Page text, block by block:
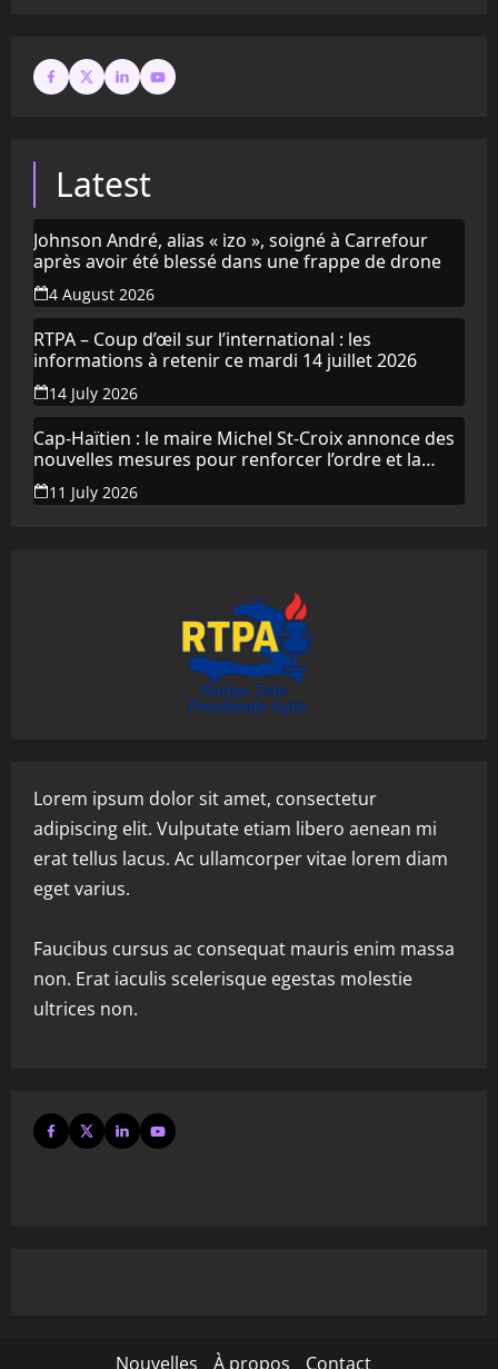
Latest
Johnson André, alias « izo », soigné à Carrefour
après avoir été blessé dans une frappe de drone
4 August 2026
RTPA – Coup d’œil sur l’international : les
informations à retenir ce mardi 14 juillet 2026
14 July 2026
Cap-Haïtien : le maire Michel St-Croix annonce des
nouvelles mesures pour renforcer l’ordre et la
propreté de la ville
11 July 2026
Lorem ipsum dolor sit amet, consectetur
adipiscing elit. Vulputate etiam libero aenean mi
erat tellus lacus. Ac ullamcorper vitae lorem diam
eget varius.
Faucibus cursus ac consequat mauris enim massa
non. Erat iaculis scelerisque egestas molestie
ultrices non.
Nouvelles À propos Contact